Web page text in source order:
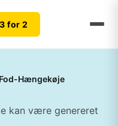
3 for 2
Fod-Hængekøje
kan være genereret